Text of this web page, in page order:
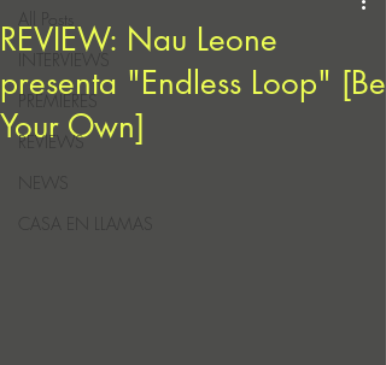
INTERVIEWS
PREMIERES
REVIEWS
CASA EN LLAMAS
REVIEW: Nau Leone
presenta "Endless Loop" [Be
Your Own]